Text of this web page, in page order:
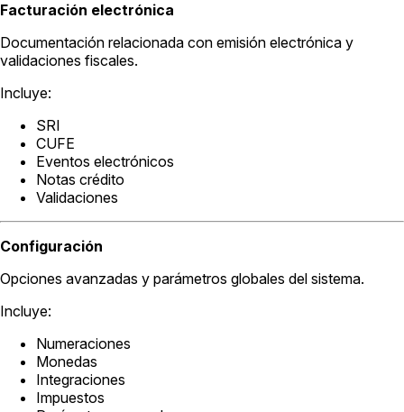
Facturación electrónica
Documentación relacionada con emisión electrónica y
validaciones fiscales.
Incluye:
SRI
CUFE
Eventos electrónicos
Notas crédito
Validaciones
Configuración
Opciones avanzadas y parámetros globales del sistema.
Incluye:
Numeraciones
Monedas
Integraciones
Impuestos